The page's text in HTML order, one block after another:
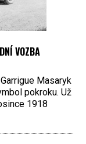
VOZBA
Masaryk
pokroku. Už
1918